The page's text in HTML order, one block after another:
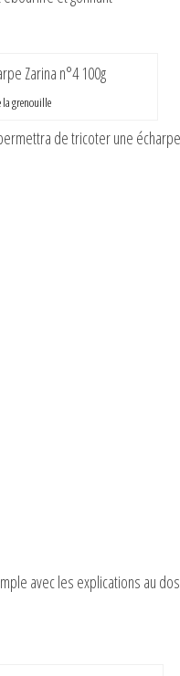
la grenouille
de tricoter une
avec les explications au